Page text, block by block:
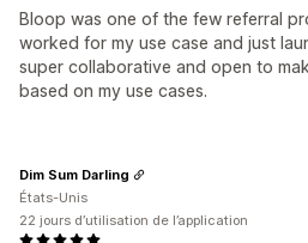
Bloop was one of the few referral
worked for my use case and just
super collaborative and open to
based on my use cases.
Dim Sum Darling
États-Unis
22 jours d’utilisation de l’application